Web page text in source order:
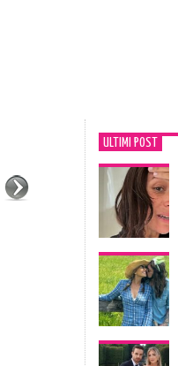
ULTIMI POST